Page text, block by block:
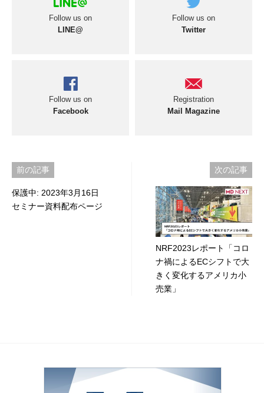
Follow us on
LINE@
Follow us on
Twitter
Follow us on
Facebook
Registration
Mail Magazine
投
稿
ナ
前の記事
保護中: 2023年3月16日
セミナー資料配布ページ
次の記事
NRF2023レポート「コロ
ナ禍によるECシフトで大
きく変化するアメリカ小
売業」